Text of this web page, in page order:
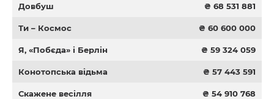
Довбуш ₴ 68 531 881
Ти – Космос ₴ 60 600 000
Я, «Побєда» і Берлін ₴ 59 324 059
Конотопська відьма ₴ 57 443 591
Скажене весілля ₴ 54 910 768